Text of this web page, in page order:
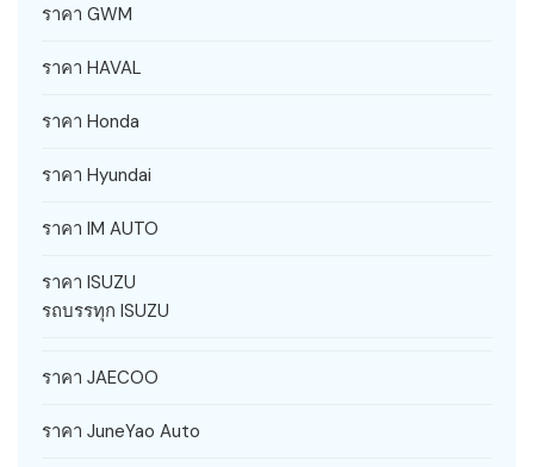
ราคา GWM
ราคา HAVAL
ราคา Honda
ราคา Hyundai
ราคา IM AUTO
ราคา ISUZU
รถบรรทุก ISUZU
ราคา JAECOO
ราคา JuneYao Auto